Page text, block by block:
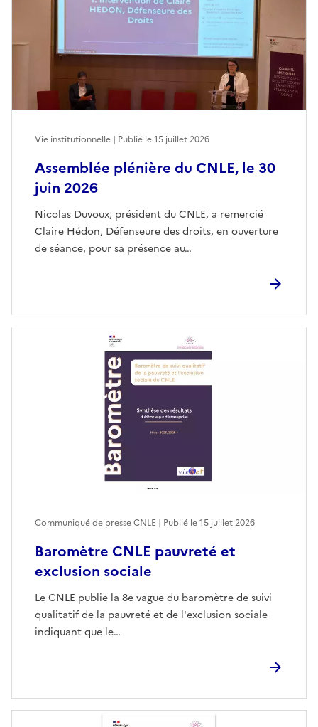
Assemblée plénière du CNLE, le 30
juin 2026
Nicolas Duvoux, président du CNLE, a remercié
Claire Hédon, Défenseure des droits, en ouverture
de séance, pour sa présence au…
Vie institutionnelle | Publié le15 juillet 2026
Baromètre CNLE pauvreté et
exclusion sociale
Le CNLE publie la 8e vague du baromètre de suivi
qualitatif de la pauvreté et de l'exclusion sociale
indiquant que le…
Communiqué de presse CNLE | Publié le15 juillet 2026